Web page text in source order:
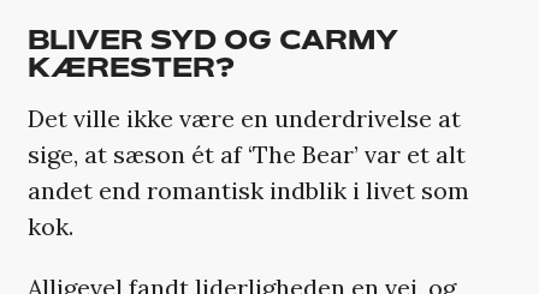
BLIVER SYD OG CARMY
KÆRESTER?
Det ville ikke være en underdrivelse at
sige, at sæson ét af ‘The Bear’ var et alt
andet end romantisk indblik i livet som
kok.
Alligevel fandt liderligheden en vej, og